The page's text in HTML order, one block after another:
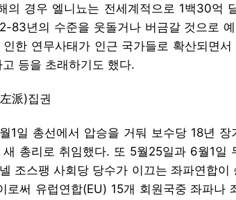
의 경우 엘니뇨는 전세계적으로 1백30억
83년의 수준을 웃돌거나 버금갈 것으로
한 연무사태가 인근 국가들로 확산되면
등을 초래하기도 했다.
派)집권
1일 총선에서 압승을 거둬 보수당 18년
총리로 취임했다. 또 5월25일과 6월1일
조스팽 사회당 당수가 이끄는 좌파연합이
로써 유럽연합(EU) 15개 회원국중 좌파나